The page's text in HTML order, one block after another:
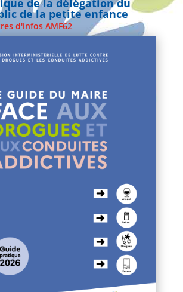
de la petite enfance
d'infos AMF62